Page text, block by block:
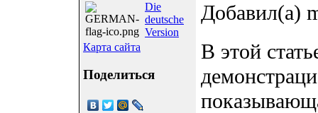
Die
deutsche
Version
Карта сайта
Поделиться
Добавил(а)
В этой